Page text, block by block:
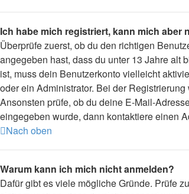
Ich habe mich registriert, kann mich aber
Überprüfe zuerst, ob du den richtigen
angegeben hast, dass du unter 13 Jahre alt
ist, muss dein Benutzerkonto vielleicht
oder ein Administrator. Bei der
Ansonsten prüfe, ob du deine E-Mail-
eingegeben wurde, dann kontaktiere einen
Nach oben
Warum kann ich mich nicht anmelden?
Dafür gibt es viele mögliche Gründe. Prüfe